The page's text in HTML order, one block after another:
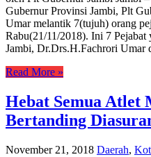
Gubernur Provinsi Jambi, Plt
Umar melantik 7(tujuh) orang
Rabu(21/11/2018). Ini 7
Jambi, Dr.Drs.H.Fachrori
Read More »
Hebat Semua Atlet
Bertanding
November 21, 2018 Daerah,